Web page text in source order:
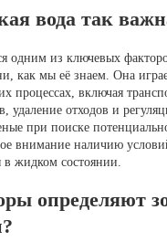
вода так
одним из ключевых
как мы её знаем. Она
процессах, включая
удаление отходов и
при поиске
внимание наличию
жидком состоянии.
определяют